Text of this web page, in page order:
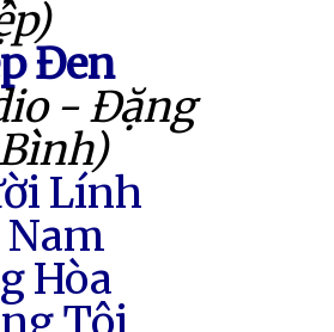
Đen
- Đặng
Lính
Hòa